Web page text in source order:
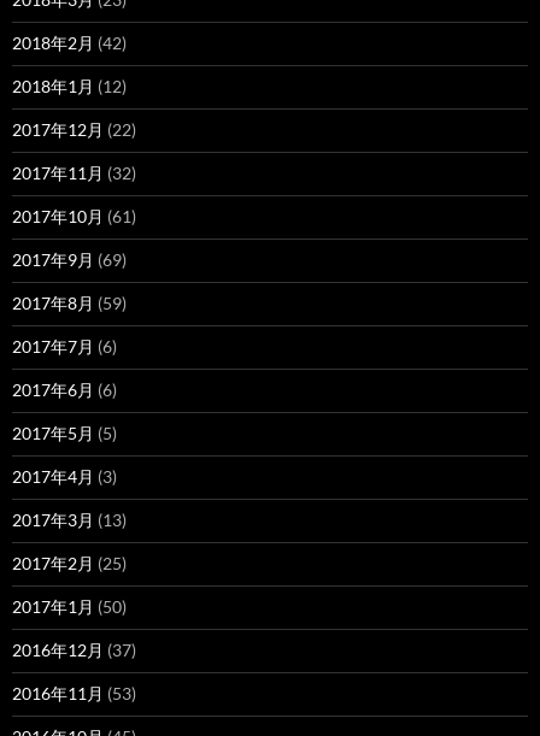
2018年2月 (42)
2018年1月 (12)
2017年12月 (22)
2017年11月 (32)
2017年10月 (61)
2017年9月 (69)
2017年8月 (59)
2017年7月 (6)
2017年6月 (6)
2017年5月 (5)
2017年4月 (3)
2017年3月 (13)
2017年2月 (25)
2017年1月 (50)
2016年12月 (37)
2016年11月 (53)